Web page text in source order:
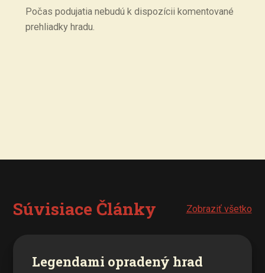
Počas podujatia nebudú k dispozícii komentované
prehliadky hradu.
Súvisiace Články Zobraziť všetko
Legendami opradený hrad